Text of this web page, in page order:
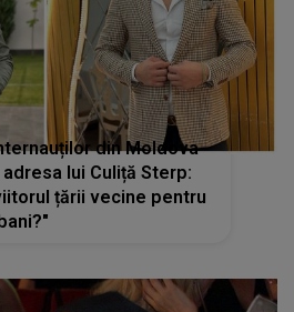
din Moldova
lui Culiță Sterp:
țării vecine pentru
bani?"